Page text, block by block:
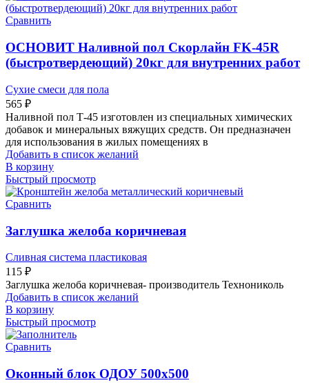
Сравнить
ОСНОВИТ Наливной пол Скорлайн FK-45R
(быстротвердеющий) 20кг для внутренних работ
Сухие смеси для пола
565 ₽
Наливной пол Т-45 изготовлен из специальных химических
добавок и минеральных вяжущих средств. Он предназначен
для использования в жилых помещениях в
Добавить в список желаний
В корзину
Быстрый просмотр
Сравнить
Заглушка желоба коричневая
Сливная система пластиковая
115 ₽
Заглушка желоба коричневая- производитель Технониколь
Добавить в список желаний
В корзину
Быстрый просмотр
Сравнить
Оконный блок ОДОУ 500х500